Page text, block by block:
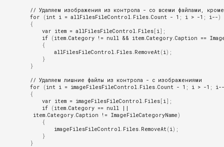
TESSA Assistant
Токены доступа
Особенности работы TESSA
рабочего места Tessa Admin
Раздел "Схема"
Раздел "Представления"
// Удаляем изображения из контрола - со всеми файлами,
for
(int i = allFilesFileControl. Files.Count - 1 ; i > -1 ; i--)
{
var item = allFilesFileControl. Files[ i];
if (item.Category != null && item.Category.Caption ==
{
allFilesFileControl. Files. RemoveAt(i);
}
}
// Удаляем лишние файлы из контрола - с изображениями
for
(int i = imageFilesFileControl. Files.Count - 1 ; i > -1 ; i--
{
var item = imageFilesFileControl. Files[ i];
if (item.Category == null
||
item.Category.Caption != ImageFileCategoryName)
{
imageFilesFileControl. Files. RemoveAt(i);
}
}